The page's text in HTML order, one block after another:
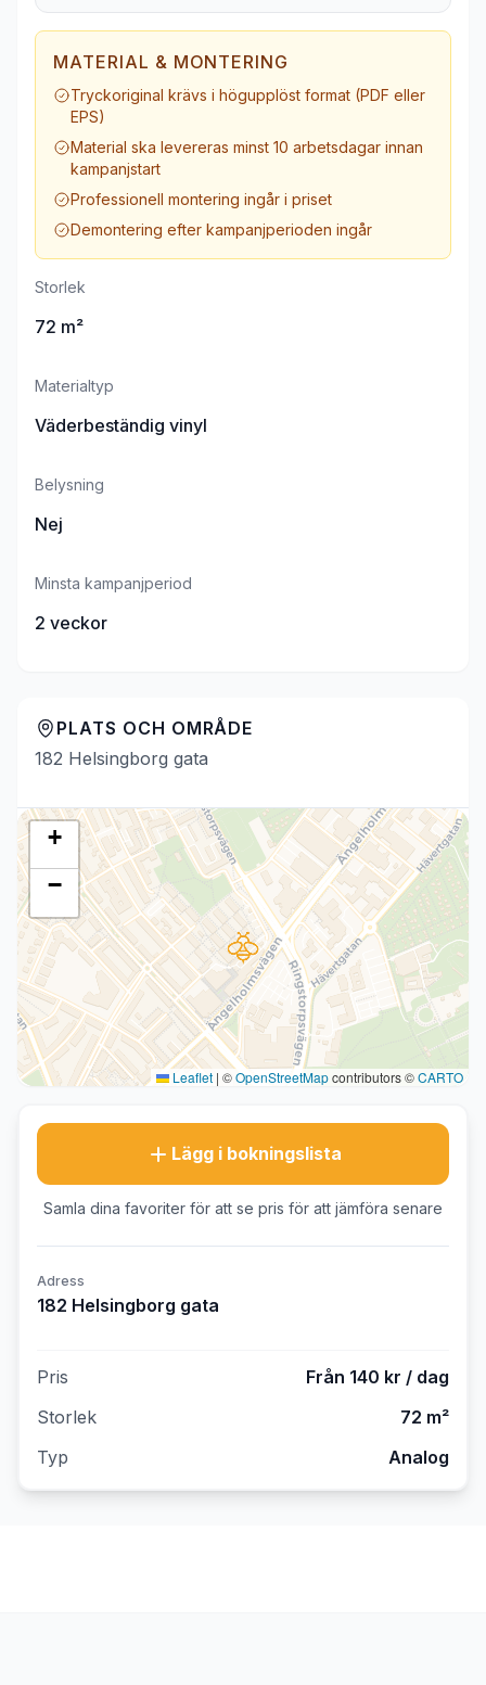
MATERIAL & MONTERING
Tryckoriginal krävs i högupplöst format (PDF eller
EPS)
Material ska levereras minst 10 arbetsdagar innan
kampanjstart
Professionell montering ingår i priset
Demontering efter kampanjperioden ingår
Storlek
72 m²
Materialtyp
Väderbeständig vinyl
Belysning
Nej
Minsta kampanjperiod
2 veckor
PLATS OCH OMRÅDE
182 Helsingborg gata
+
−
Leaflet | ©OpenStreetMapcontributors ©CARTO
Lägg i bokningslista
Samla dina favoriter för att se pris för att jämföra senare
Adress
182 Helsingborg gata
Pris
Från 140 kr / dag
Storlek
72 m²
Typ
Analog